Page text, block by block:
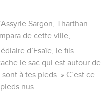
: « Seigneur, je me tiens
et dit : « Elle est tombée,
les sculptures sacrées
! »